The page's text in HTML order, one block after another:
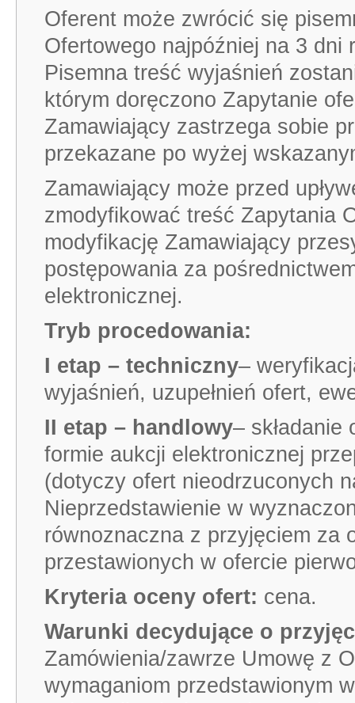
Oferent może zwrócić się
Ofertowego najpóźniej na 3 dni
Pisemna treść wyjaśnień
którym doręczono Zapytanie
Zamawiający zastrzega sobie
przekazane po wyżej
Zamawiający może przed
zmodyfikować treść Zapytania
modyfikację Zamawiający
postępowania za
elektronicznej.
Tryb procedowania:
I etap – techniczny–
wyjaśnień, uzupełnień ofert,
II etap – handlowy–
formie aukcji elektronicznej
(dotyczy ofert nieodrzuconych
Nieprzedstawienie w
równoznaczna z przyjęciem za
przestawionych w ofercie
Kryteria oceny ofert: cena.
Warunki decydujące o
Zamówienia/zawrze Umowę z
wymaganiom przedstawionym